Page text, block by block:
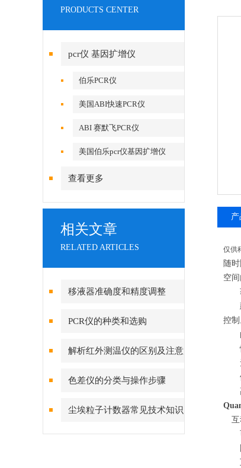
PRODUCTS CENTER
pcr仪 基因扩增仪
伯乐PCR仪
美国ABI快速PCR仪
ABI 赛默飞PCR仪
美国伯乐pcr仪基因扩增仪
查看更多
相关文章
RELATED ARTICLES
移液器准确度和精度调整
PCR仪的种类和选购
解析红外测温仪的区别及注意
事项
色差仪的分类与操作步骤
尘埃粒子计数器常见技术知识
点解答
产
仅供
随
空
获
建
控
的
快
无
使
高
互
可
图
互